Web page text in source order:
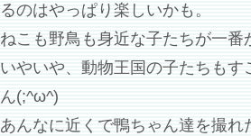
るのはやっぱり楽しいかも。
ねこも野鳥も身近な子たちが一
いやいや、動物王国の子たちもす
ん(;^ω^)
あんなに近くで鴨ちゃん達を撮れ